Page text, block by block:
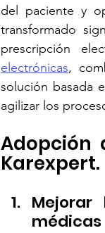
del paciente y
transformado
prescripción
electrónicas,
solución basada
agilizar los
Adopción
Karexpert.
médicas